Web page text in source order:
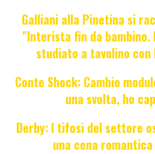
Galliani alla Pinetina si
"Interista fin da bambino.
studiato a tavolino con
Conte Shock: Cambio
una svolta, ho
Derby: I tifosi del settore
una cena romantica